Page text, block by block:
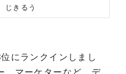
じきるう
にランクインしまし
、マーケターなど、デ